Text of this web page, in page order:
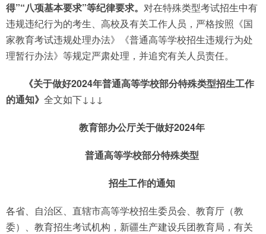
得”“八项基本要求”等纪律要求。 对在特殊类型考试招生中有
违规违纪行为的考生、高校及有关工作人员，严格按照《国
家教育考试违规处理办法》《普通高等学校招生违规行为处
理暂行办法》等规定严肃处理，并追究有关人员责任。
《关于做好2024年普通高等学校部分特殊类型招生工作
的通知》 全文如下↓↓↓
教育部办公厅关于做好2024年
普通高等学校部分特殊类型
招生工作的通知
各省、自治区、直辖市高等学校招生委员会、教育厅（教
委）、教育招生考试机构，新疆生产建设兵团教育局，有关